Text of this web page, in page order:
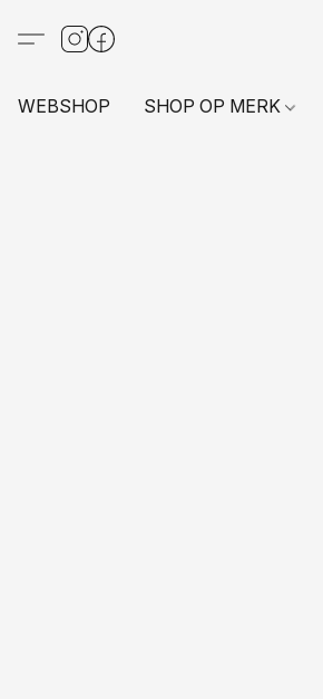
WEBSHOP SHOP OP MERK